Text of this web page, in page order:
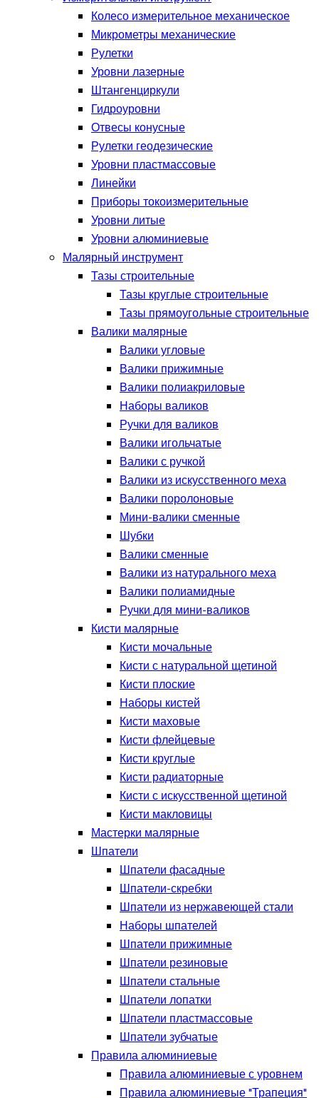
Колесо измерительное механическое
Микрометры механические
Рулетки
Уровни лазерные
Штангенциркули
Гидроуровни
Отвесы конусные
Рулетки геодезические
Уровни пластмассовые
Линейки
Приборы токоизмерительные
Уровни литые
Уровни алюминиевые
Малярный инструмент
Тазы строительные
Тазы круглые строительные
Тазы прямоугольные строительные
Валики малярные
Валики угловые
Валики прижимные
Валики полиакриловые
Наборы валиков
Ручки для валиков
Валики игольчатые
Валики с ручкой
Валики из искусственного меха
Валики поролоновые
Мини-валики сменные
Шубки
Валики сменные
Валики из натурального меха
Валики полиамидные
Ручки для мини-валиков
Кисти малярные
Кисти мочальные
Кисти с натуральной щетиной
Кисти плоские
Наборы кистей
Кисти маховые
Кисти флейцевые
Кисти круглые
Кисти радиаторные
Кисти с искусственной щетиной
Кисти макловицы
Мастерки малярные
Шпатели
Шпатели фасадные
Шпатели-скребки
Шпатели из нержавеющей стали
Наборы шпателей
Шпатели прижимные
Шпатели резиновые
Шпатели стальные
Шпатели лопатки
Шпатели пластмассовые
Шпатели зубчатые
Правила алюминиевые
Правила алюминиевые с уровнем
Правила алюминиевые "Трапеция"